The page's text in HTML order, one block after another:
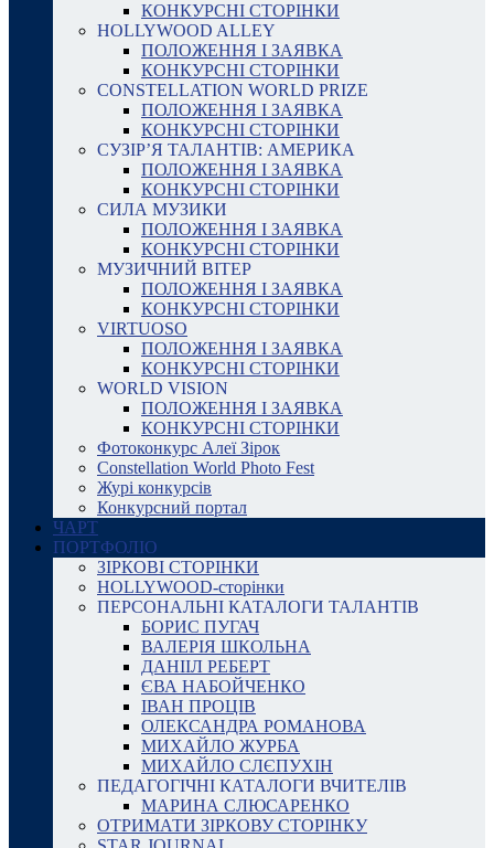
КОНКУРСНІ СТОРІНКИ
HOLLYWOOD ALLEY
ПОЛОЖЕННЯ І ЗАЯВКА
КОНКУРСНІ СТОРІНКИ
CONSTELLATION WORLD PRIZE
ПОЛОЖЕННЯ І ЗАЯВКА
КОНКУРСНІ СТОРІНКИ
СУЗІР’Я ТАЛАНТІВ: АМЕРИКА
ПОЛОЖЕННЯ І ЗАЯВКА
КОНКУРСНІ СТОРІНКИ
СИЛА МУЗИКИ
ПОЛОЖЕННЯ І ЗАЯВКА
КОНКУРСНІ СТОРІНКИ
МУЗИЧНИЙ ВІТЕР
ПОЛОЖЕННЯ І ЗАЯВКА
КОНКУРСНІ СТОРІНКИ
VIRTUOSO
ПОЛОЖЕННЯ І ЗАЯВКА
КОНКУРСНІ СТОРІНКИ
WORLD VISION
ПОЛОЖЕННЯ І ЗАЯВКА
КОНКУРСНІ СТОРІНКИ
Фотоконкурс Алеї Зірок
Constellation World Photo Fest
Журі конкурсів
Конкурсний портал
ЧАРТ
ПОРТФОЛІО
ЗІРКОВІ СТОРІНКИ
HOLLYWOOD-сторінки
ПЕРСОНАЛЬНІ КАТАЛОГИ ТАЛАНТІВ
БОРИС ПУГАЧ
ВАЛЕРІЯ ШКОЛЬНА
ДАНІІЛ РЕБЕРТ
ЄВА НАБОЙЧЕНКО
ІВАН ПРОЦІВ
ОЛЕКСАНДРА РОМАНОВА
МИХАЙЛО ЖУРБА
МИХАЙЛО СЛЄПУХІН
ПЕДАГОГІЧНІ КАТАЛОГИ ВЧИТЕЛІВ
МАРИНА СЛЮСАРЕНКО
ОТРИМАТИ ЗІРКОВУ СТОРІНКУ